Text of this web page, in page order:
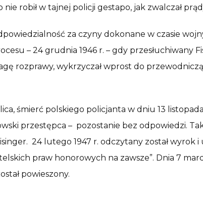
robił w tajnej policji gestapo, jak zwalczał
za czyny dokonane w czasie
– 24 grudnia 1946 r. – gdy przesłuchiwany
rozprawy, wykrzyczał wprost do
śmierć polskiego policjanta w dniu 13
przestępca – pozostanie bez odpowiedzi.
24 lutego 1947 r. odczytany został wyrok i
praw honorowych na zawsze”. Dnia 7
powieszony.